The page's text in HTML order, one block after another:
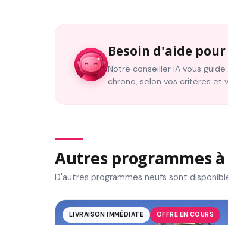
Besoin d'aide
Notre conseiller IA vous
chrono, selon vos critères et
Autres programmes
D'autres programmes neufs sont
LIVRAISON IMMÉDIATE OFFRE EN COURS